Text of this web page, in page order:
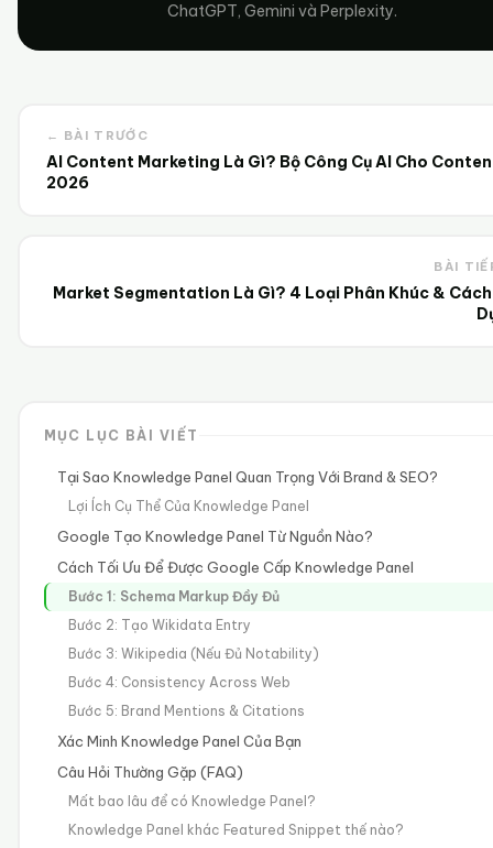
ChatGPT, Gemini và Perplexity.
← BÀI TRƯỚC
AI Content Marketing Là Gì? Bộ Công Cụ AI Cho
2026
BÀI
Market Segmentation Là Gì? 4 Loại Phân Khúc &
MỤC LỤC BÀI VIẾT
Tại Sao Knowledge Panel Quan Trọng Với Brand & SEO?
Lợi Ích Cụ Thể Của Knowledge Panel
Google Tạo Knowledge Panel Từ Nguồn Nào?
Cách Tối Ưu Để Được Google Cấp Knowledge Panel
Bước 1: Schema Markup Đầy Đủ
Bước 2: Tạo Wikidata Entry
Bước 3: Wikipedia (Nếu Đủ Notability)
Bước 4: Consistency Across Web
Bước 5: Brand Mentions & Citations
Xác Minh Knowledge Panel Của Bạn
Câu Hỏi Thường Gặp (FAQ)
Mất bao lâu để có Knowledge Panel?
Knowledge Panel khác Featured Snippet thế nào?